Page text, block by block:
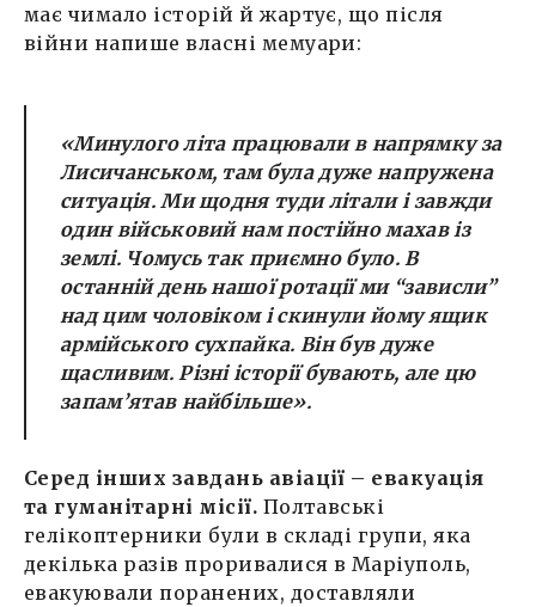
має чимало історій й жартує, що після
війни напише власні мемуари:
«Минулого літа працювали в напрямку за
Лисичанськом, там була дуже напружена
ситуація. Ми щодня туди літали і завжди
один військовий нам постійно махав із
землі. Чомусь так приємно було. В
останній день нашої ротації ми “зависли”
над цим чоловіком і скинули йому ящик
армійського сухпайка. Він був дуже
щасливим. Різні історії бувають, але цю
запам’ятав найбільше».
Серед інших завдань авіації – евакуація
та гуманітарні місії. Полтавські
гелікоптерники були в складі групи, яка
декілька разів проривалися в Маріуполь,
евакуювали поранених, доставляли